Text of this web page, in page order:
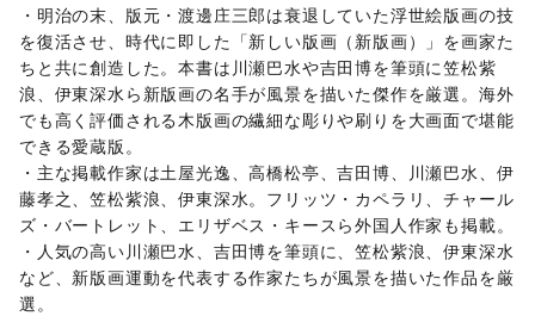
・明治の末、版元・渡邊庄三郎は衰退していた浮世絵版画の技
を復活させ、時代に即した「新しい版画（新版画）」を画家た
ちと共に創造した。本書は川瀬巴水や吉田博を筆頭に笠松紫
浪、伊東深水ら新版画の名手が風景を描いた傑作を厳選。海外
でも高く評価される木版画の繊細な彫りや刷りを大画面で堪能
できる愛蔵版。
・主な掲載作家は土屋光逸、高橋松亭、吉田博、川瀬巴水、伊
藤孝之、笠松紫浪、伊東深水。フリッツ・カペラリ、チャール
ズ・バートレット、エリザベス・キースら外国人作家も掲載。
・人気の高い川瀬巴水、吉田博を筆頭に、笠松紫浪、伊東深水
など、新版画運動を代表する作家たちが風景を描いた作品を厳
選。